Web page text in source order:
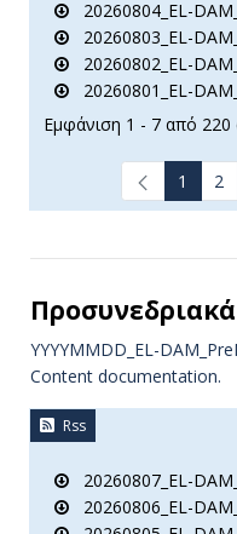
20260804_EL-
20260803_EL-
20260802_EL-
20260801_EL-
Εμφάνιση 1 - 7 από 220
1 2
YYYYMMDD_EL-
Content documentation.
Rss
20260807_EL-
20260806_EL-